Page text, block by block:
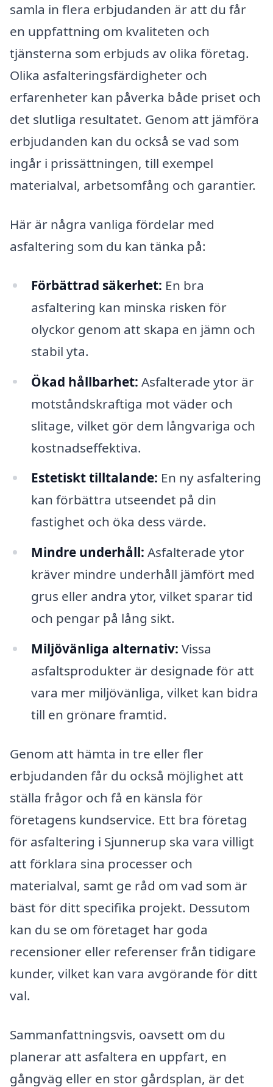
samla in flera erbjudanden är att du får
en uppfattning om kvaliteten och
tjänsterna som erbjuds av olika företag.
Olika asfalteringsfärdigheter och
erfarenheter kan påverka både priset och
det slutliga resultatet. Genom att jämföra
erbjudanden kan du också se vad som
ingår i prissättningen, till exempel
materialval, arbetsomfång och garantier.
Här är några vanliga fördelar med
asfaltering som du kan tänka på:
Förbättrad säkerhet: En bra
asfaltering kan minska risken för
olyckor genom att skapa en jämn och
stabil yta.
Ökad hållbarhet: Asfalterade ytor är
motståndskraftiga mot väder och
slitage, vilket gör dem långvariga och
kostnadseffektiva.
Estetiskt tilltalande: En ny asfaltering
kan förbättra utseendet på din
fastighet och öka dess värde.
Mindre underhåll: Asfalterade ytor
kräver mindre underhåll jämfört med
grus eller andra ytor, vilket sparar tid
och pengar på lång sikt.
Miljövänliga alternativ: Vissa
asfaltsprodukter är designade för att
vara mer miljövänliga, vilket kan bidra
till en grönare framtid.
Genom att hämta in tre eller fler
erbjudanden får du också möjlighet att
ställa frågor och få en känsla för
företagens kundservice. Ett bra företag
för asfaltering i Sjunnerup ska vara villigt
att förklara sina processer och
materialval, samt ge råd om vad som är
bäst för ditt specifika projekt. Dessutom
kan du se om företaget har goda
recensioner eller referenser från tidigare
kunder, vilket kan vara avgörande för ditt
val.
Sammanfattningsvis, oavsett om du
planerar att asfaltera en uppfart, en
gångväg eller en stor gårdsplan, är det